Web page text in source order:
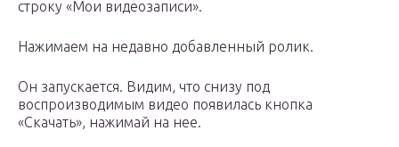
строку «Мои видеозаписи».
Нажимаем на недавно добавленный ролик.
Он запускается. Видим, что снизу под
воспроизводимым видео появилась кнопка
«Скачать», нажимай на нее.